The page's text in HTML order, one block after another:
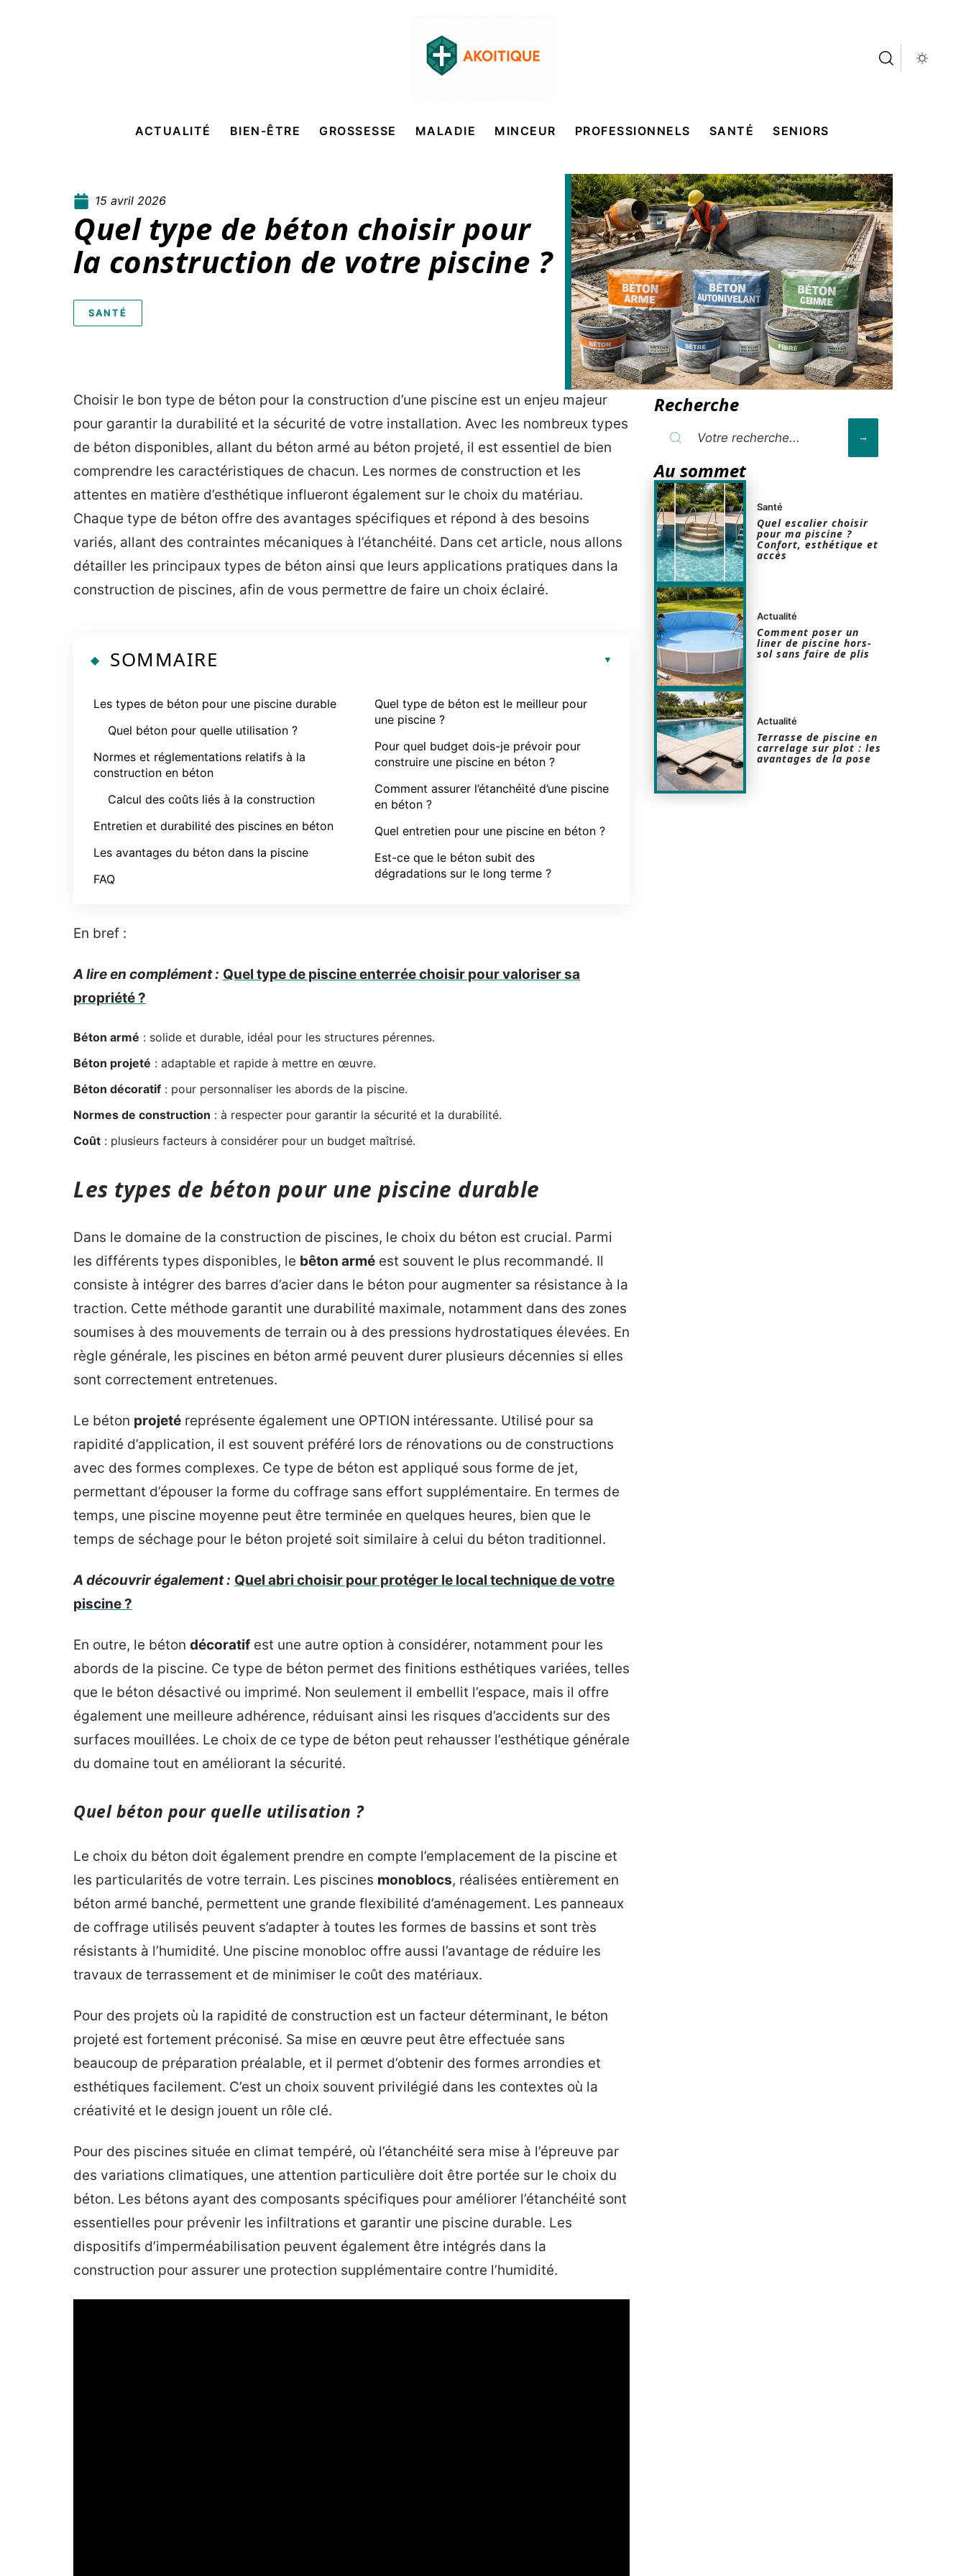
ACTUALITÉ BIEN-ÊTRE GROSSESSE MALADIE MINCEUR PROFESSIONNELS SANTÉ SENIORS
15 avril 2026
Quel type de béton choisir pour
la construction de votre piscine ?
SANTÉ
Choisir le bon type de béton pour la construction d’une piscine est un enjeu majeur
pour garantir la durabilité et la sécurité de votre installation. Avec les nombreux types
de béton disponibles, allant du béton armé au béton projeté, il est essentiel de bien
comprendre les caractéristiques de chacun. Les normes de construction et les
attentes en matière d’esthétique influeront également sur le choix du matériau.
Chaque type de béton offre des avantages spécifiques et répond à des besoins
variés, allant des contraintes mécaniques à l’étanchéité. Dans cet article, nous allons
détailler les principaux types de béton ainsi que leurs applications pratiques dans la
construction de piscines, afin de vous permettre de faire un choix éclairé.
SOMMAIRE
Les types de béton pour une piscine durable
Quel béton pour quelle utilisation ?
Normes et réglementations relatifs à la
construction en béton
Calcul des coûts liés à la construction
Entretien et durabilité des piscines en béton
Les avantages du béton dans la piscine
FAQ
Quel type de béton est le meilleur pour
une piscine ?
Pour quel budget dois-je prévoir pour
construire une piscine en béton ?
Comment assurer l’étanchéité d’une piscine
en béton ?
Quel entretien pour une piscine en béton ?
Est-ce que le béton subit des
dégradations sur le long terme ?
En bref :
A lire en complément : Quel type de piscine enterrée choisir pour valoriser sa
propriété ?
Béton armé : solide et durable, idéal pour les structures pérennes.
Béton projeté : adaptable et rapide à mettre en œuvre.
Béton décoratif : pour personnaliser les abords de la piscine.
Normes de construction : à respecter pour garantir la sécurité et la durabilité.
Coût : plusieurs facteurs à considérer pour un budget maîtrisé.
Les types de béton pour une piscine durable
Dans le domaine de la construction de piscines, le choix du béton est crucial. Parmi
les différents types disponibles, le bêton armé est souvent le plus recommandé. Il
consiste à intégrer des barres d’acier dans le béton pour augmenter sa résistance à la
traction. Cette méthode garantit une durabilité maximale, notamment dans des zones
soumises à des mouvements de terrain ou à des pressions hydrostatiques élevées. En
règle générale, les piscines en béton armé peuvent durer plusieurs décennies si elles
sont correctement entretenues.
Le béton projeté représente également une OPTION intéressante. Utilisé pour sa
rapidité d’application, il est souvent préféré lors de rénovations ou de constructions
avec des formes complexes. Ce type de béton est appliqué sous forme de jet,
permettant d’épouser la forme du coffrage sans effort supplémentaire. En termes de
temps, une piscine moyenne peut être terminée en quelques heures, bien que le
temps de séchage pour le béton projeté soit similaire à celui du béton traditionnel.
A découvrir également : Quel abri choisir pour protéger le local technique de votre
piscine ?
En outre, le béton décoratif est une autre option à considérer, notamment pour les
abords de la piscine. Ce type de béton permet des finitions esthétiques variées, telles
que le béton désactivé ou imprimé. Non seulement il embellit l’espace, mais il offre
également une meilleure adhérence, réduisant ainsi les risques d’accidents sur des
surfaces mouillées. Le choix de ce type de béton peut rehausser l’esthétique générale
du domaine tout en améliorant la sécurité.
Quel béton pour quelle utilisation ?
Le choix du béton doit également prendre en compte l’emplacement de la piscine et
les particularités de votre terrain. Les piscines monoblocs, réalisées entièrement en
béton armé banché, permettent une grande flexibilité d’aménagement. Les panneaux
de coffrage utilisés peuvent s’adapter à toutes les formes de bassins et sont très
résistants à l’humidité. Une piscine monobloc offre aussi l’avantage de réduire les
travaux de terrassement et de minimiser le coût des matériaux.
Pour des projets où la rapidité de construction est un facteur déterminant, le béton
projeté est fortement préconisé. Sa mise en œuvre peut être effectuée sans
beaucoup de préparation préalable, et il permet d’obtenir des formes arrondies et
esthétiques facilement. C’est un choix souvent privilégié dans les contextes où la
créativité et le design jouent un rôle clé.
Pour des piscines située en climat tempéré, où l’étanchéité sera mise à l’épreuve par
des variations climatiques, une attention particulière doit être portée sur le choix du
béton. Les bétons ayant des composants spécifiques pour améliorer l’étanchéité sont
essentielles pour prévenir les infiltrations et garantir une piscine durable. Les
dispositifs d’imperméabilisation peuvent également être intégrés dans la
construction pour assurer une protection supplémentaire contre l’humidité.
Recherche
Au sommet
Santé
Quel escalier choisir
pour ma piscine ?
Confort, esthétique et
accès
Actualité
Comment poser un
liner de piscine hors-
sol sans faire de plis
Actualité
Terrasse de piscine en
carrelage sur plot : les
avantages de la pose